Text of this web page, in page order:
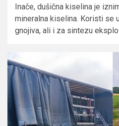
Inače, dušična kiselina je
mineralna kiselina. Koristi se
gnojiva, ali i za sintezu